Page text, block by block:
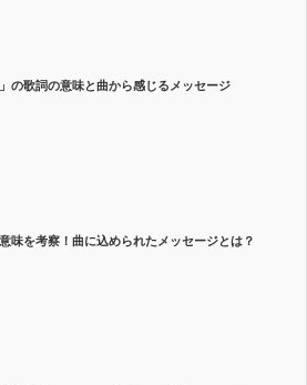
の歌詞の意味と曲から感じるメッセージ
味を考察！曲に込められたメッセージとは？